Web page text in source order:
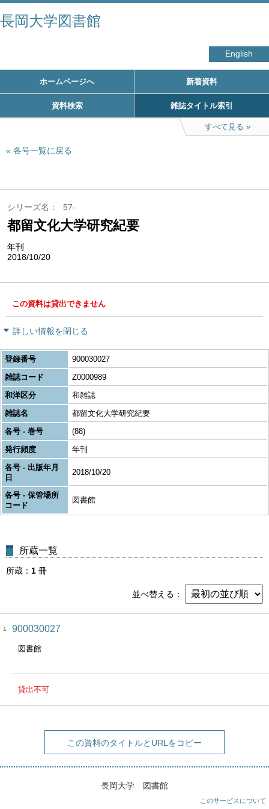
長岡大学図書館
English
ホームページへ 新着資料
資料検索 雑誌タイトル索引
すべて見る
各号一覧に戻る
シリーズ名 57-
都留文化大学研究紀要
年刊
2018/10/20
この資料は貸出できません
詳しい情報を閉じる
登録番号
900030027
雑誌コード
Z0000989
和洋区分
和雑誌
雑誌名
都留文化大学研究紀要
各号 - 巻号
(88)
発行頻度
年刊
各号 - 出版年月
日
2018/10/20
各号 - 保管場所
コード
図書館
所蔵一覧
所蔵 1 冊
並べ替える
1 900030027
図書館
貸出不可
この資料のタイトルとURLをコピー
長岡大学 図書館
このサービスについて